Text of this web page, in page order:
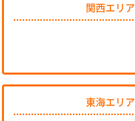
関西エリア
東海エリア